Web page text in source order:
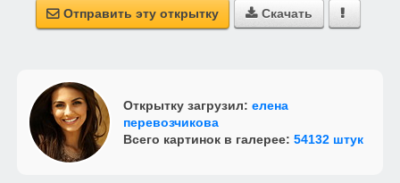
 Отправить эту открытку  Скачать 
Открытку загрузил: елена
перевозчикова
Всего картинок в галерее: 54132 штук